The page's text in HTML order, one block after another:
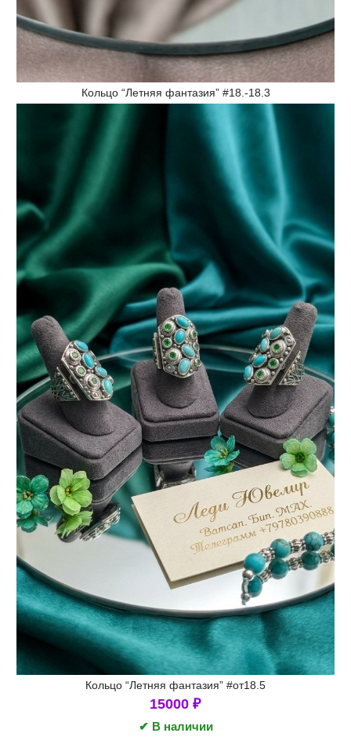
Кольцо “Летняя фантазия” #18.-18.3
Кольцо “Летняя фантазия” #от18.5
15000 ₽
✔ В наличии